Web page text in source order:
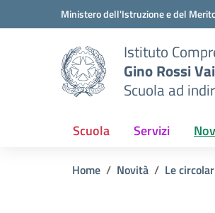
Vai ai contenuti
Vai al menu di navigazioneMinistero dell'Istruzione e del
Istituto
Gino Rossi
Scuola ad
Scuola Servizi
Home Novità Le